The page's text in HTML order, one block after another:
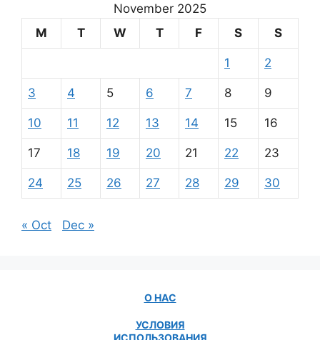
November 2025
M
T W T F S S
1 2
3 4 5 6 7 8 9
10 11 12 13 14 15 16
17 18 19 20 21 22 23
24 25 26 27 28 29 30
« Oct Dec »
О НАС
УСЛОВИЯ